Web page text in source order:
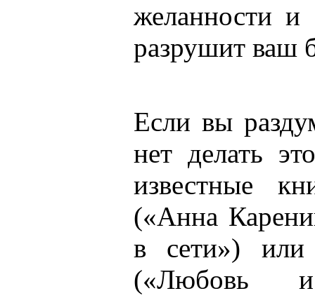
желанности и
разрушит ваш
Если вы
нет делать
известные
(«Анна
в сети») или
(«Любовь